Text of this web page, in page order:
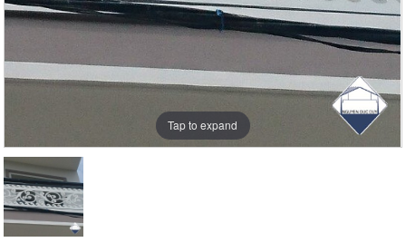
Tap to expand